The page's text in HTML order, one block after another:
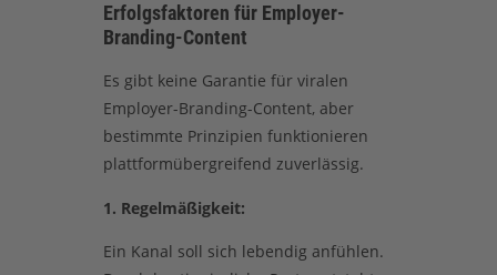
Erfolgsfaktoren für Employer-
Branding-Content
Es gibt keine Garantie für viralen
Employer-Branding-Content, aber
bestimmte Prinzipien funktionieren
plattformübergreifend zuverlässig.
1. Regelmäßigkeit:
Ein Kanal soll sich lebendig anfühlen.